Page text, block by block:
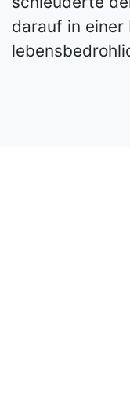
darauf in